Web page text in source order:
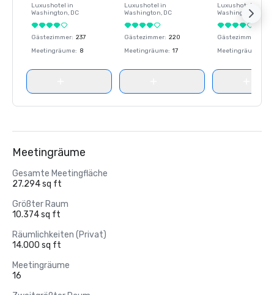
Luxushotel in
Washington, DC
Gästezimmer: 237
Meetingräume: 8
Luxushotel in
Washington, DC
Gästezimmer: 220
Meetingräume: 17
Luxushotel in
Washington
Gästezimmer
Meetingräume
Meetingräume
Gesamte Meetingfläche
27.294 sq ft
Größter Raum
10.374 sq ft
Räumlichkeiten (Privat)
14.000 sq ft
Meetingräume
16